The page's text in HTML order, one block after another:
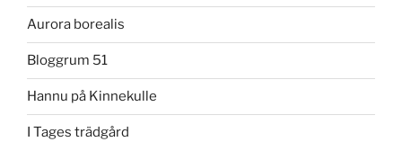
Aurora borealis
Bloggrum 51
Hannu på Kinnekulle
I Tages trädgård